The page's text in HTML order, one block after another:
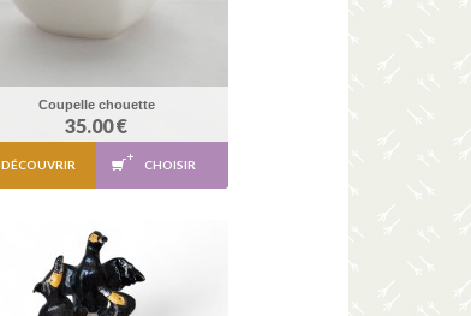
Coupelle chouette
35.00 €
DÉCOUVRIR CHOISIR